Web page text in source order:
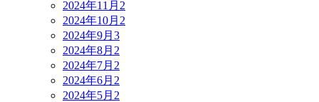
2024年11月 2
2024年10月 2
2024年9月 3
2024年8月 2
2024年7月 2
2024年6月 2
2024年5月 2